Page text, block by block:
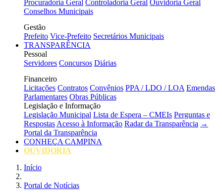
Procuradoria Geral Controladoria Geral Ouvidoria Geral
Conselhos Municipais
Gestão
Prefeito Vice-Prefeito Secretários Municipais
TRANSPARÊNCIA
Pessoal
Servidores Concursos Diárias
Financeiro
Licitações Contratos Convênios PPA / LDO / LOA Emendas
Parlamentares Obras Públicas
Legislação e Informação
Legislação Municipal Lista de Espera – CMEIs Perguntas e
Respostas Acesso à Informação Radar da Transparência →
Portal da Transparência
CONHEÇA CAMPINA
OUVIDORIA
Início
Portal de Notícias